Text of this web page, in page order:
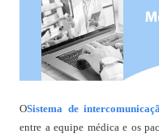
OSistema de
entre a equipe médica e os